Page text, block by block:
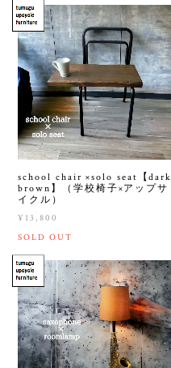
school chair ×solo seat【dark
brown】（学校椅子×アップサ
イクル）
¥13,800
SOLD OUT